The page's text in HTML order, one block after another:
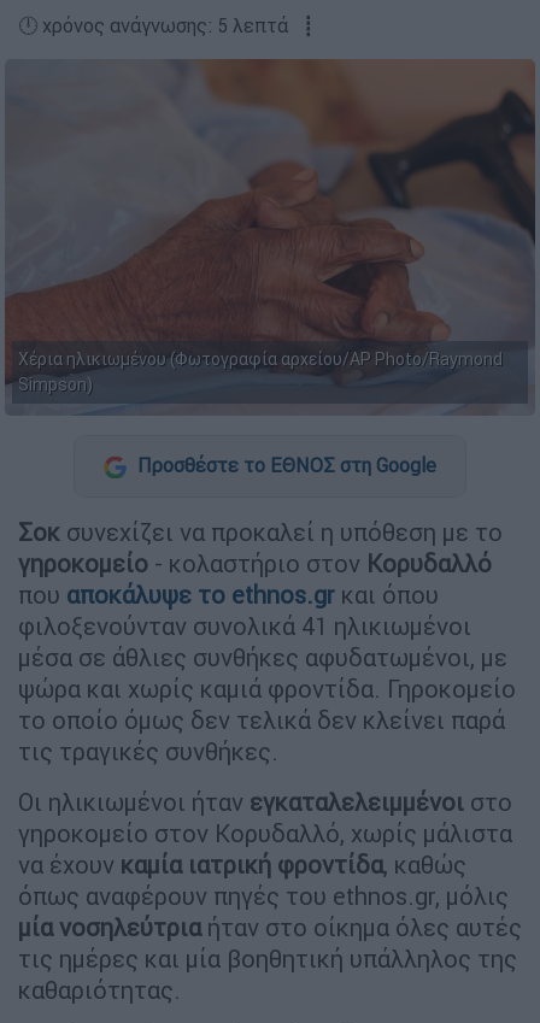
🕛 χρόνος ανάγνωσης: 5 λεπτά ┋
Χέρια ηλικιωμένου (Φωτογραφία αρχείου/AP Photo/Raymond
Simpson)
Προσθέστε το ΕΘΝΟΣ στη Google
Σοκ συνεχίζει να προκαλεί η υπόθεση με το
γηροκομείο - κολαστήριο στον Κορυδαλλό
που αποκάλυψε το ethnos.gr και όπου
φιλοξενούνταν συνολικά 41 ηλικιωμένοι
μέσα σε άθλιες συνθήκες αφυδατωμένοι, με
ψώρα και χωρίς καμιά φροντίδα. Γηροκομείο
το οποίο όμως δεν τελικά δεν κλείνει παρά
τις τραγικές συνθήκες.
Οι ηλικιωμένοι ήταν εγκαταλελειμμένοι στο
γηροκομείο στον Κορυδαλλό, χωρίς μάλιστα
να έχουν καμία ιατρική φροντίδα, καθώς
όπως αναφέρουν πηγές του ethnos.gr, μόλις
μία νοσηλεύτριαήταν στο οίκημα όλες αυτές
τις ημέρες και μία βοηθητική υπάλληλος της
καθαριότητας.